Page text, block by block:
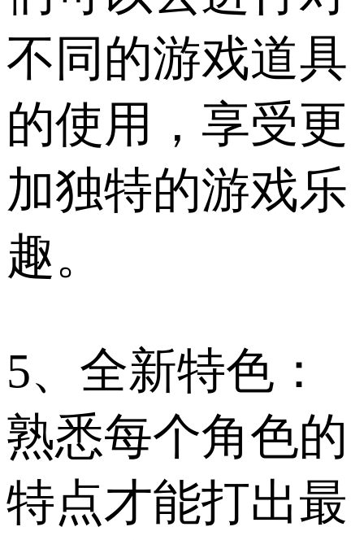
不同的游戏道具
的使用，享受更
加独特的游戏乐
趣。
5、全新特色：
熟悉每个角色的
特点才能打出最